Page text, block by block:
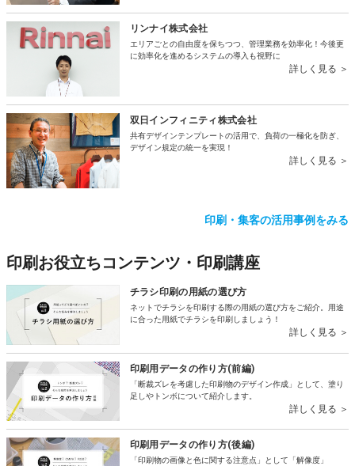
リンナイ株式会社
エリアごとの自由度を保ちつつ、管理業務を効率化！今後更
に効率化を進めるシステムの導入も視野に
詳しく見る ＞
双日インフィニティ株式会社
共有デザインテンプレートの活用で、負荷の一極化を防ぎ、
デザイン規定の統一を実現！
詳しく見る ＞
印刷・集客の活用事例をみる
印刷お役立ちコンテンツ・印刷講座
チラシ印刷の用紙の選び方
ネットでチラシを印刷する際の用紙の選び方をご紹介。用途
に合った用紙でチラシを印刷しましょう！
詳しく見る ＞
印刷用データの作り方(前編)
「断裁ズレを考慮した印刷物のデザイン作成」として、塗り
足しやトンボについて紹介します。
詳しく見る ＞
印刷用データの作り方(後編)
「印刷物の画像と色に関する注意点」として「解像度」